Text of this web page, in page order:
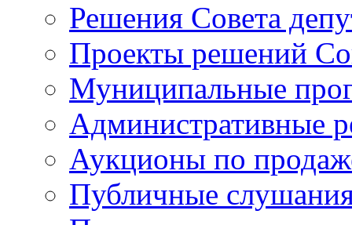
Решения Совета
Проекты решений
Муниципальные
Административные
Аукционы по
Публичные